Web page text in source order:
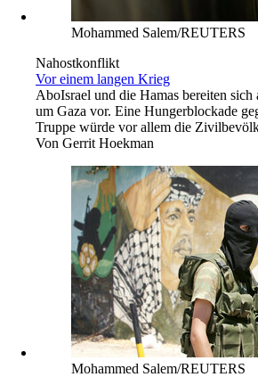
Mohammed Salem/REUTERS
Nahostkonflikt
Vor einem langen Krieg
AboIsrael und die Hamas bereiten
um Gaza vor. Eine Hungerblockade
Truppe würde vor allem die
Von Gerrit Hoekman
Mohammed Salem/REUTERS